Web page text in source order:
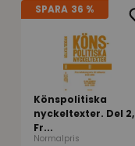
SPARA 36 %
Könspolitiska
nyckeltexter. Del 2,
Fr...
Normalpris